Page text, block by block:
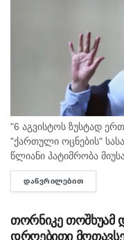
"6 აგვისტოს ზუსტად
"ქართული ოცნების"
წლიანი პატიმრობა
"მედიის
ჟურნალისტს
ᲓᲐᲬᲕᲠᲘᲚᲔᲑᲘᲗ
თორნიკე თოშხუამ
დროებითი